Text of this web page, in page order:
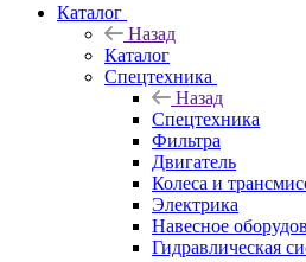
Каталог
Назад
Каталог
Спецтехника
Назад
Спецтехника
Фильтра
Двигатель
Колеса и
Электрика
Навесное
Гидравлическая